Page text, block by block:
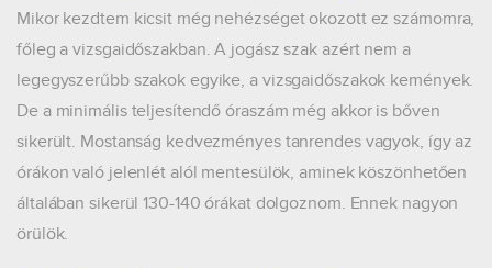
Mikor kezdtem kicsit még nehézséget okozott ez számomra,
főleg a vizsgaidőszakban. A jogász szak azért nem a
legegyszerűbb szakok egyike, a vizsgaidőszakok kemények.
De a minimális teljesítendő óraszám még akkor is bőven
sikerült. Mostanság kedvezményes tanrendes vagyok, így az
órákon való jelenlét alól mentesülök, aminek köszönhetően
általában sikerül 130-140 órákat dolgoznom. Ennek nagyon
örülök.